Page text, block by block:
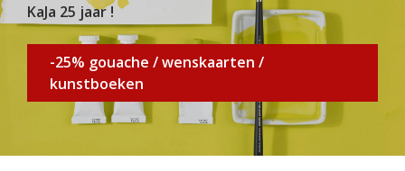
KaJa 25 jaar !
-25% gouache / wenskaarten /
kunstboeken